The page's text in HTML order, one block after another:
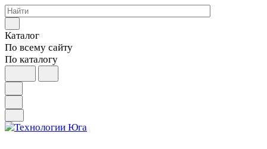
Каталог
По всему сайту
По каталогу